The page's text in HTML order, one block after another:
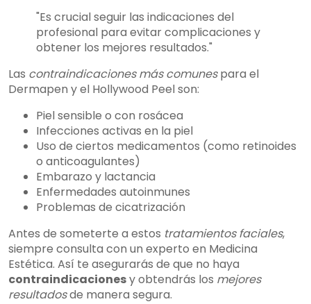
"Es crucial seguir las indicaciones del
profesional para evitar complicaciones y
obtener los mejores resultados."
Las contraindicaciones más comunespara el
Dermapen y el Hollywood Peel son:
Piel sensible o con rosácea
Infecciones activas en la piel
Uso de ciertos medicamentos (como retinoides
o anticoagulantes)
Embarazo y lactancia
Enfermedades autoinmunes
Problemas de cicatrización
Antes de someterte a estos tratamientos faciales,
siempre consulta con un experto en Medicina
Estética. Así te asegurarás de que no haya
contraindicacionesy obtendrás los mejores
resultadosde manera segura.